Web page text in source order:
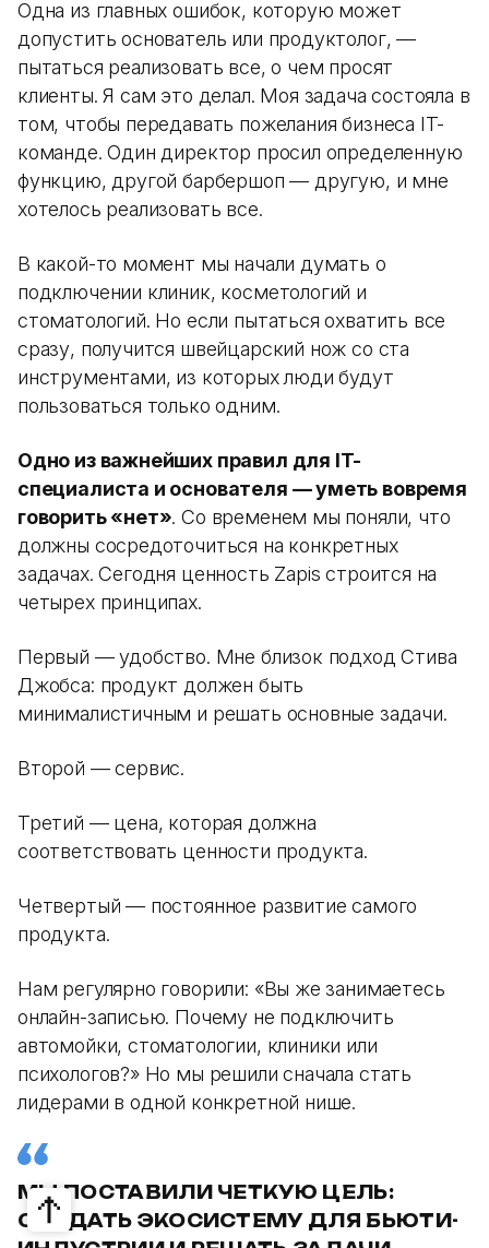
Одна из главных ошибок, которую может
допустить основатель или продуктолог, —
пытаться реализовать все, о чем просят
клиенты. Я сам это делал. Моя задача состояла в
том, чтобы передавать пожелания бизнеса IT-
команде. Один директор просил определенную
функцию, другой барбершоп — другую, и мне
хотелось реализовать все.
В какой-то момент мы начали думать о
подключении клиник, косметологий и
стоматологий. Но если пытаться охватить все
сразу, получится швейцарский нож со ста
инструментами, из которых люди будут
пользоваться только одним.
Одно из важнейших правил для IT-
специалиста и основателя — уметь вовремя
говорить «нет». Со временем мы поняли, что
должны сосредоточиться на конкретных
задачах. Сегодня ценность Zapis строится на
четырех принципах.
Первый — удобство. Мне близок подход Стива
Джобса: продукт должен быть
минималистичным и решать основные задачи.
Второй — сервис.
Третий — цена, которая должна
соответствовать ценности продукта.
Четвертый — постоянное развитие самого
продукта.
Нам регулярно говорили: «Вы же занимаетесь
онлайн-записью. Почему не подключить
автомойки, стоматологии, клиники или
психологов?» Но мы решили сначала стать
лидерами в одной конкретной нише.
МЫ ПОСТАВИЛИ ЧЕТКУЮ ЦЕЛЬ:
СОЗДАТЬ ЭКОСИСТЕМУ ДЛЯ БЬЮТИ-